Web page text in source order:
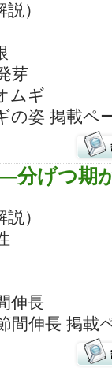
）
芽
ムギ
の姿 掲載ペ
分げつ期
）
伸長
間伸長 掲載